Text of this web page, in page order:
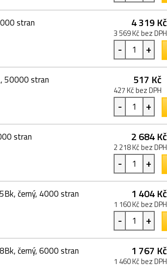
stran 4 319 Kč
3 569 Kč bez DPH
- +
50000 stran 517 Kč
427 Kč bez DPH
- +
stran 2 684 Kč
2 218 Kč bez DPH
- +
černý, 4000 stran 1 404 Kč
1 160 Kč bez DPH
- +
černý, 6000 stran 1 767 Kč
1 460 Kč bez DPH